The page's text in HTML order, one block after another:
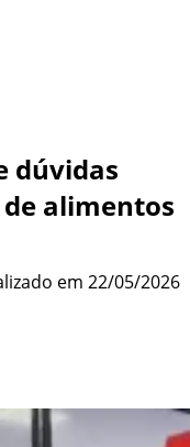
dúvidas
alimentos
em 22/05/2026